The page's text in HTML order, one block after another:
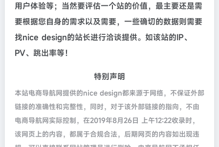
用户体验等；当然要评估一个站的价值，最主要还是需
要根据您自身的需求以及需要，一些确切的数据则需要
找nice design的站长进行洽谈提供。如该站的IP、
PV、跳出率等！
特别声明
本站电商导航网提供的nice design都来源于网络，不保证外部
链接的准确性和完整性，同时，对于该外部链接的指向，不由
电商导航网实际控制，在2019年8月26日 上午12:22收录时，
该网页上的内容，都属于合规合法，后期网页的内容如出现违